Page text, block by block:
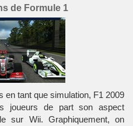
de Formule 1
en tant que simulation, F1 2009
joueurs de part son aspect
sur Wii. Graphiquement, on